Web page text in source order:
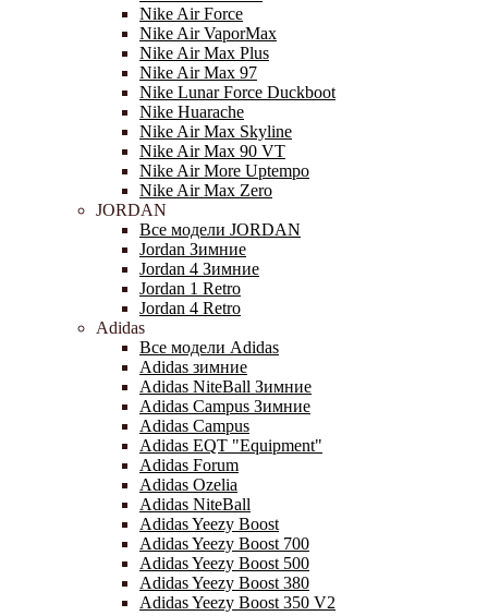
Nike Air Force
Nike Air VaporMax
Nike Air Max Plus
Nike Air Max 97
Nike Lunar Force Duckboot
Nike Huarache
Nike Air Max Skyline
Nike Air Max 90 VT
Nike Air More Uptempo
Nike Air Max Zero
JORDAN
Все модели JORDAN
Jordan Зимние
Jordan 4 Зимние
Jordan 1 Retro
Jordan 4 Retro
Adidas
Все модели Adidas
Adidas зимние
Adidas NiteBall Зимние
Adidas Campus Зимние
Adidas Campus
Adidas EQT "Equipment"
Adidas Forum
Adidas Ozelia
Adidas NiteBall
Adidas Yeezy Boost
Adidas Yeezy Boost 700
Adidas Yeezy Boost 500
Adidas Yeezy Boost 380
Adidas Yeezy Boost 350 V2